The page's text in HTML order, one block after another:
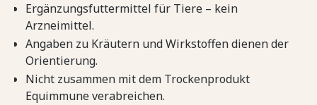
Ergänzungsfuttermittel für Tiere – kein
Arzneimittel.
Angaben zu Kräutern und Wirkstoffen dienen der
Orientierung.
Nicht zusammen mit dem Trockenprodukt
Equimmune verabreichen.